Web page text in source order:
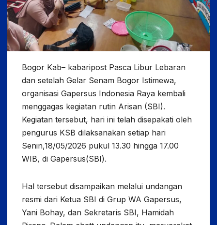
Bogor Kab– kabaripost Pasca Libur Lebaran
dan setelah Gelar Senam Bogor Istimewa,
organisasi Gapersus Indonesia Raya kembali
menggagas kegiatan rutin Arisan (SBI).
Kegiatan tersebut, hari ini telah disepakati oleh
pengurus KSB dilaksanakan setiap hari
Senin,18/05/2026 pukul 13.30 hingga 17.00
WIB, di Gapersus(SBI).
Hal tersebut disampaikan melalui undangan
resmi dari Ketua SBI di Grup WA Gapersus,
Yani Bohay, dan Sekretaris SBI, Hamidah